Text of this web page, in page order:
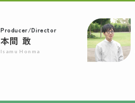
Producer/Director
本間 敢
Isamu Honma